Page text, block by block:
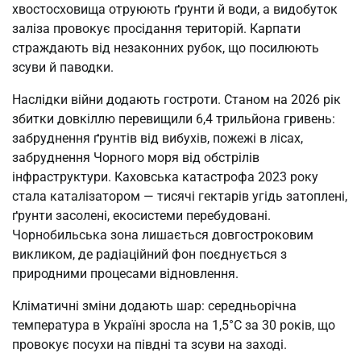
хвостосховища отруюють ґрунти й води, а видобуток
заліза провокує просідання територій. Карпати
страждають від незаконних рубок, що посилюють
зсуви й паводки.
Наслідки війни додають гостроти. Станом на 2026 рік
збитки довкіллю перевищили 6,4 трильйона гривень:
забруднення ґрунтів від вибухів, пожежі в лісах,
забруднення Чорного моря від обстрілів
інфраструктури. Каховська катастрофа 2023 року
стала каталізатором — тисячі гектарів угідь затоплені,
ґрунти засолені, екосистеми перебудовані.
Чорнобильська зона лишається довгостроковим
викликом, де радіаційний фон поєднується з
природними процесами відновлення.
Кліматичні зміни додають шар: середньорічна
температура в Україні зросла на 1,5°C за 30 років, що
провокує посухи на півдні та зсуви на заході.